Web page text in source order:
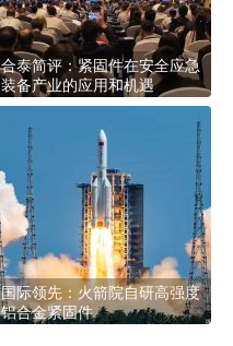
合泰简评：紧固件在安全应急
装备产业的应用和机遇
国际领先：火箭院自研高强度
铝合金紧固件